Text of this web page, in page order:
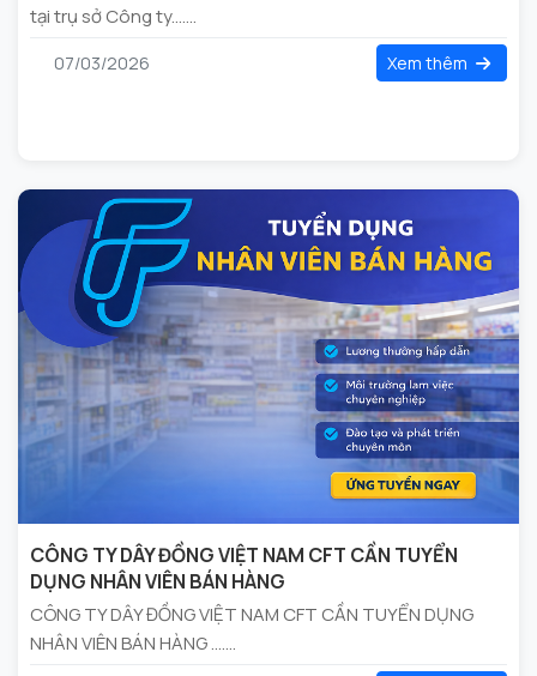
tại trụ sở Công ty.......
07/03/2026 Xem thêm
CÔNG TY DÂY ĐỒNG VIỆT NAM CFT CẦN TUYỂN
DỤNG NHÂN VIÊN BÁN HÀNG
CÔNG TY DÂY ĐỒNG VIỆT NAM CFT CẦN TUYỂN DỤNG
NHÂN VIÊN BÁN HÀNG .......